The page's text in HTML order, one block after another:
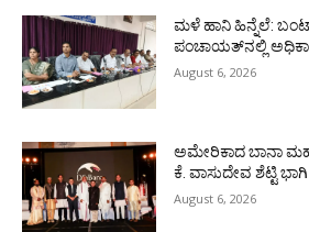
ಮಳೆ ಹಾನಿ ಹಿನ್ನೆಲೆ:
ಪಂಚಾಯತ್‌ನಲ್ಲಿ
August 6, 2026
ಅಮೇರಿಕಾದ ಬಾನಾ
ಕೆ. ವಾಸುದೇವ ಶೆಟ್ಟಿ ಭಾಗಿ
August 6, 2026